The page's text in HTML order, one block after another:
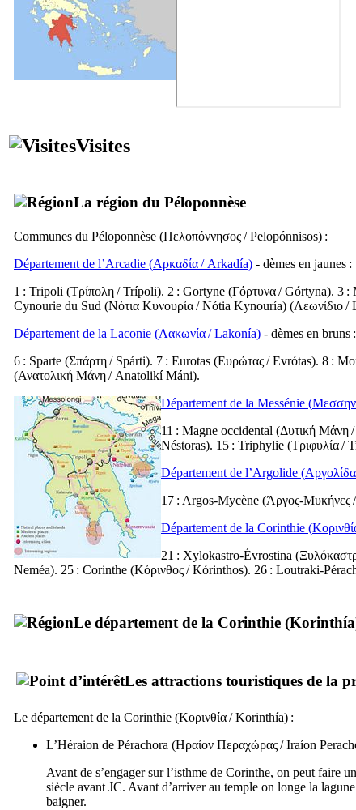
Visites
La région du Péloponnèse
Communes du Péloponnèse (Πελοπόννησος/Pelopónnisos) :
Département de l’Arcadie (Αρκαδία/ Arkadía) - dèmes en jaunes :
1 : Tripoli (Τρίπολη/Trípoli). 2 : Gortyne (Γόρτυνα/Górtyna). 3 :
Cynourie du Sud (Νότια Κυνουρία/Nótia Kynouría) (Λεωνίδιο/
Département de la Laconie (Λακωνία/Lakonía) - dèmes en bruns :
6 : Sparte (Σπάρτη/ Spárti). 7 : Eurotas (Ευρώτας/Evrótas). 8 :
(Ανατολική Μάνη/ Anatolikí Máni).
Département de la Messénie (
11 : Magne occidental (Δυτική Μάνη/
Néstoras). 15 : Triphylie (Τριφυλία/
Département de l’Argolide (Αργολίδα
17 : Argos-Mycène (Άργος-Μυκήνες/
Département de la Corinthie (
21 : Xylokastro-Évrostina (
Neméa). 25 : Corinthe (Κόρινθος/Kórinthos). 26 : Loutraki-
Le département de la Corinthie (Korinthía
Les attractions touristiques de la
Le département de la Corinthie (Κορινθία/Korinthía) :
L’Héraion de Pérachora (Ηραίον Περαχώρας/Iraíon
Avant de s’engager sur l’isthme de Corinthe, on peut faire
siècle avant JC. Avant d’arriver au temple on longe la
baigner.